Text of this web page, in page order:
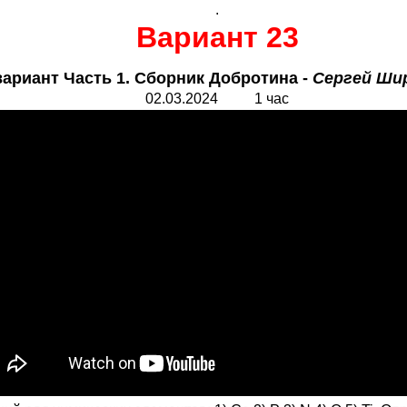
.
Вариант 23
Часть 1. Сборник Добротина - Сергей
02.03.2024 1 час